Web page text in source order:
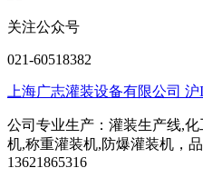
关注公众号
021-60518382
上海广志灌装设备有限公司 沪
公司专业生产：灌装生产线,
机,称重灌装机,防爆灌装机，
13621865316